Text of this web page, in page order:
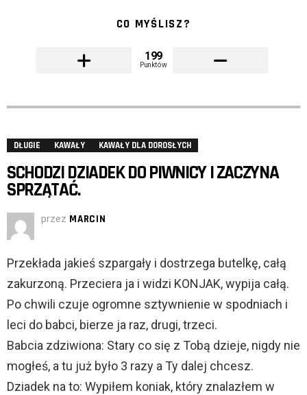
CO MYŚLISZ?
199
Punktów
DŁUGIE KAWAŁY KAWAŁY DLA DOROSŁYCH
SCHODZI DZIADEK DO PIWNICY I ZACZYNA
SPRZĄTAĆ.
przez MARCIN
Przekłada jakieś szpargały i dostrzega butelkę, całą
zakurzoną. Przeciera ja i widzi KONJAK, wypija całą.
Po chwili czuje ogromne sztywnienie w spodniach i
leci do babci, bierze ja raz, drugi, trzeci.
Babcia zdziwiona: Stary co się z Tobą dzieje, nigdy nie
mogłeś, a tu już było 3 razy a Ty dalej chcesz.
Dziadek na to: Wypiłem koniak, który znalazłem w